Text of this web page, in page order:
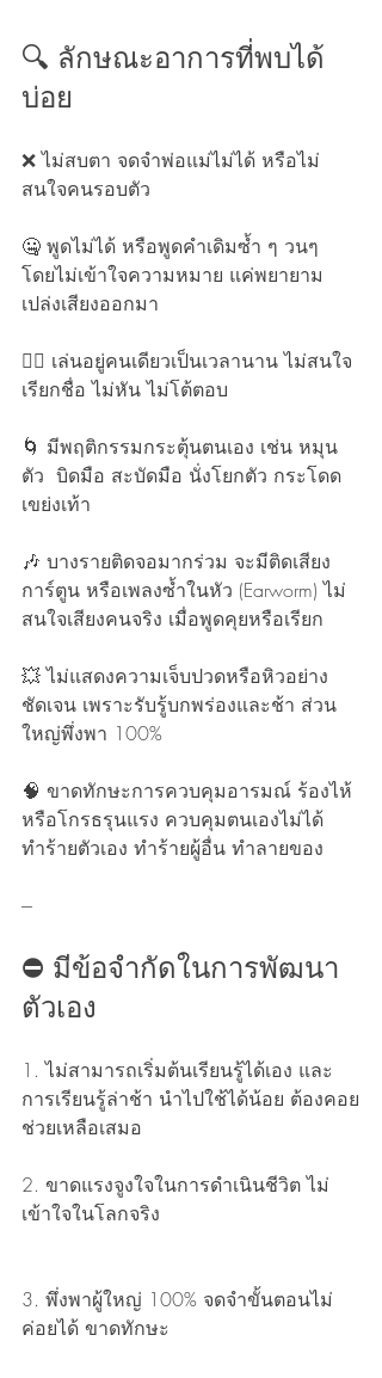
🔍 ลักษณะอาการที่พบได้
บ่อย
❌ ไม่สบตา จดจำพ่อแม่ไม่ได้ หรือไม่
สนใจคนรอบตัว
🤐 พูดไม่ได้ หรือพูดคำเดิมซ้ำ ๆ วนๆ
โดยไม่เข้าใจความหมาย แค่พยายาม
เปล่งเสียงออกมา
🧍‍♂️ เล่นอยู่คนเดียวเป็นเวลานาน ไม่สนใจ
เรียกชื่อ ไม่หัน ไม่โต้ตอบ
🌀 มีพฤติกรรมกระตุ้นตนเอง เช่น หมุน
ตัว  บิดมือ สะบัดมือ นั่งโยกตัว กระโดด
เขย่งเท้า
🎶 บางรายติดจอมากร่วม จะมีติดเสียง
การ์ตูน หรือเพลงซ้ำในหัว (Earworm) ไม่
สนใจเสียงคนจริง เมื่อพูดคุยหรือเรียก
💥 ไม่แสดงความเจ็บปวดหรือหิวอย่าง
ชัดเจน เพราะรับรู้บกพร่องและช้า ส่วน
ใหญ่พึ่งพา 100%
🧠 ขาดทักษะการควบคุมอารมณ์ ร้องไห้
หรือโกรธรุนแรง ควบคุมตนเองไม่ได้
ทำร้ายตัวเอง ทำร้ายผู้อื่น ทำลายของ
---
⛔ มีข้อจำกัดในการพัฒนา
ตัวเอง
1. ไม่สามารถเริ่มต้นเรียนรู้ได้เอง และ
การเรียนรู้ล่าช้า นำไปใช้ได้น้อย ต้องคอย
ช่วยเหลือเสมอ
2. ขาดแรงจูงใจในการดำเนินชีวิต ไม่
เข้าใจในโลกจริง
3. พึ่งพาผู้ใหญ่ 100% จดจำขั้นตอนไม่
ค่อยได้ ขาดทักษะ